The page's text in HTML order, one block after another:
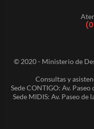
© 2020 - Ministerio de
Consultas y
Sede CONTIGO: Av.
Sede MIDIS: Av. Paseo de